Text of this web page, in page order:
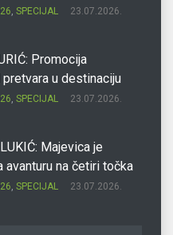
, SPECIJAL 23.07.2026.
Promocija
u destinaciju
, SPECIJAL 23.07.2026.
Majevica je
avanturu na četiri točka
, SPECIJAL 23.07.2026.